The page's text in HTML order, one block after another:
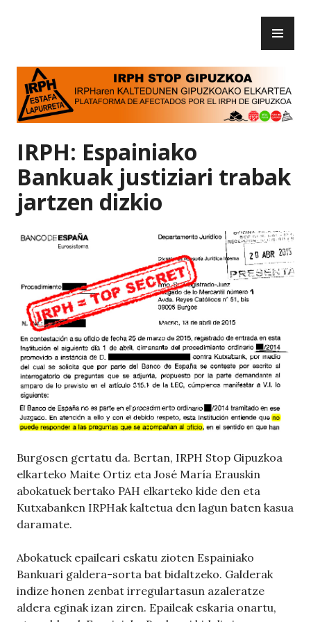
IRPH: Espainiako
Bankuak justiziari trabak
jartzen dizkio
Burgosen gertatu da. Bertan, IRPH Stop Gipuzkoa
elkarteko Maite Ortiz eta José María Erauskin
abokatuek bertako PAH elkarteko kide den eta
Kutxabanken IRPHak kaltetua den lagun baten kasua
daramate.
Abokatuek epaileari eskatu zioten Espainiako
Bankuari galdera-sorta bat bidaltzeko. Galderak
indize honen zenbat irregulartasun azaleratze
aldera eginak izan ziren. Epaileak eskaria onartu,